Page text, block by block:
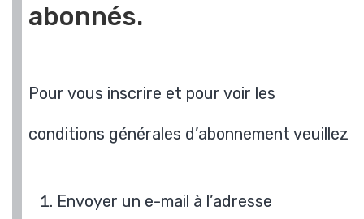
abonnés.
Pour vous inscrire et pour voir les
conditions générales d’abonnement veuillez
Envoyer un e-mail à l’adresse